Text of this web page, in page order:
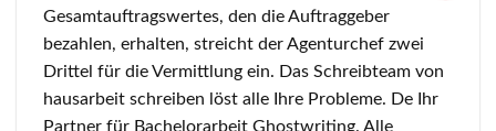
Gesamtauftragswertes, den die Auftraggeber
bezahlen, erhalten, streicht der Agenturchef zwei
Drittel für die Vermittlung ein. Das Schreibteam von
hausarbeit schreiben löst alle Ihre Probleme. De Ihr
Partner für Bachelorarbeit Ghostwriting. Alle